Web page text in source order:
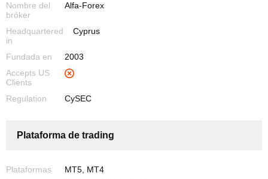
Nombre del
bróker
Alfa-Forex
Headquartered
in
Cyprus
Fundada en
2003
Accepts US
Clients
Regulation
CySEC
Plataforma de trading
Plataformas
MT5, MT4